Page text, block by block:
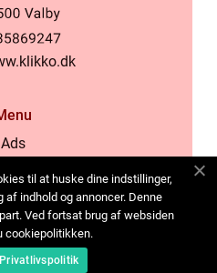
Ads
til at huske dine indstillinger,
indhold og annoncer. Denne
Ved fortsat brug af websiden
cookiepolitikken.
Privatlivspolitik